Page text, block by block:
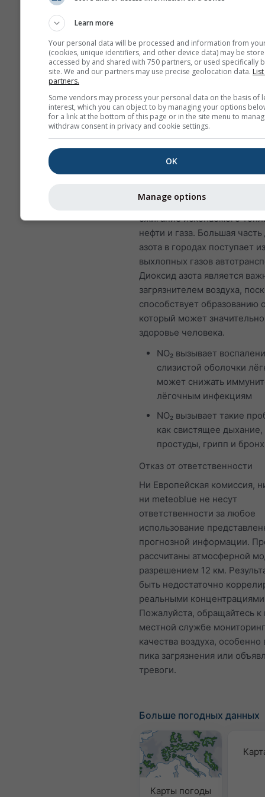
наносят вред
экосистемам.
страдающие астмой,
чувствительны к
SO₂.
Диоксид азота (NO₂)—
бурый газ с характерным
едким запахом и заметный
источником диоксида азота
сжигание ископаемого
нефти и газа. Большая
азота в городах поступает из
выхлопных газов
Диоксид азота является
загрязнителем воздуха,
способствует образованию
который может
здоровье человека.
NO₂ вызывает
слизистой оболочки
может снижать
лёгочным инфекциям
NO₂ вызывает такие
как свистящее
простуды, грипп и
Отказ от ответственности
Ни Европейская комиссия,
ни meteoblue не несут
ответственности за любое
использование
прогнозной информации.
рассчитаны атмосферной
разрешением 12 км.
быть недостаточно
реальными
Пожалуйста, обращайтесь к
местной службе
качества воздуха, особенно
пика загрязнения или
тревоги.
Больше погодных данных
Карты погоды
Learn more
Your personal data will be processed and information from
(cookies, unique identifiers, and other device data) may be
accessed by and shared with 750 partners, or used specifically
site. We and our partners may use precise geolocation data.
partners.
Some vendors may process your personal data on the basis of
interest, which you can object to by managing your options
for a link at the bottom of this page or in the site menu to
withdraw consent in privacy and cookie settings.
OK
Manage options